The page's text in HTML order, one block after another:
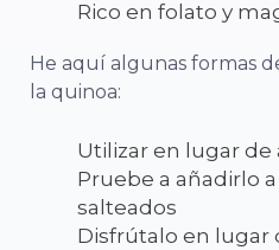
Rico en folato y
He aquí algunas formas
la quinoa:
Utilizar en lugar de
Pruebe a añadirlo
salteados
Disfrútalo en lugar